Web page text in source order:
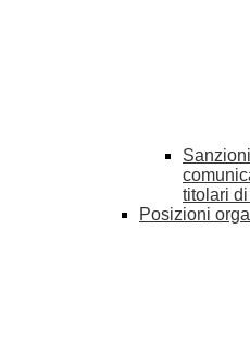
titolari
Posizioni